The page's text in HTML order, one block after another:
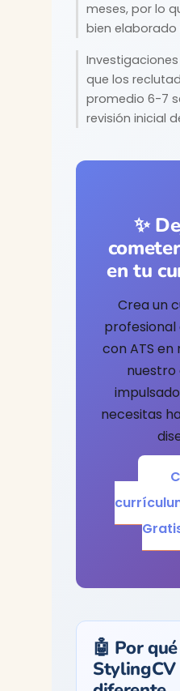
meses, por lo
bien elaborado
que los
promedio 6-7
revisión inicial
✨
en tu
Crea un
con ATS
necesitas
🤖 Por
StylingCV